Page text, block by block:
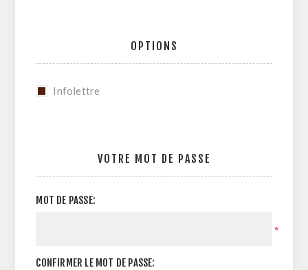
OPTIONS
Infolettre
VOTRE MOT DE PASSE
MOT DE PASSE:
*
CONFIRMER LE MOT DE PASSE: